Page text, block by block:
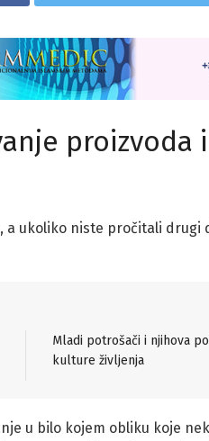
proizvoda
a ukoliko niste pročitali drugi
Mladi potrošači i njihova
kulture življenja
u bilo kojem obliku koje